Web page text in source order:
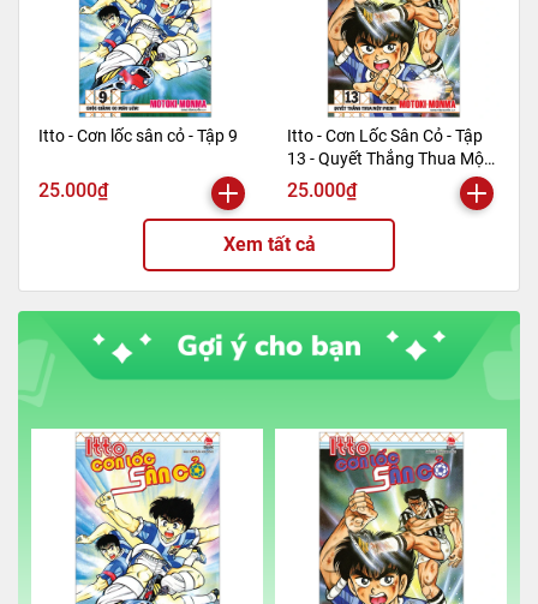
Itto - Cơn lốc sân cỏ - Tập 9
25.000₫
Itto - Cơn Lốc Sân Cỏ - Tập
13 - Quyết Thắng Thua Một
Phen!! (Tái Bản 2024)
25.000₫
Xem tất cả